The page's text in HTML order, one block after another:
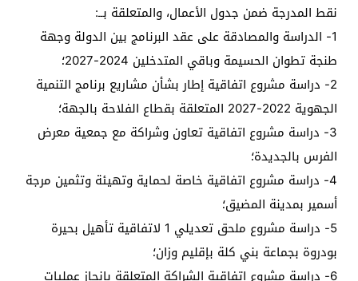
نقط المدرجة ضمن جدول الأعمال، والمتعلقة بــ:
1- الدراسة والمصادقة على عقد البرنامج بين الدولة وجهة
طنجة تطوان الحسيمة وباقي المتدخلين 2024-2027؛
2- دراسة مشروع اتفاقية إطار بشأن مشاريع برنامج التنمية
الجهوية 2022-2027 المتعلقة بقطاع الفلاحة بالجهة؛
3- دراسة مشروع اتفاقية تعاون وشراكة مع جمعية معرض
الفرس بالجديدة؛
4- دراسة مشروع اتفاقية خاصة لحماية وتهيئة وتثمين مرجة
أسمير بمدينة المضيق؛
5- دراسة مشروع ملحق تعديلي 1 لاتفاقية تأهيل بحيرة
بودروة بجماعة بني كلة بإقليم وزان؛
6- دراسة مشروع اتفاقية الشراكة المتعلقة بإنجاز عمليات